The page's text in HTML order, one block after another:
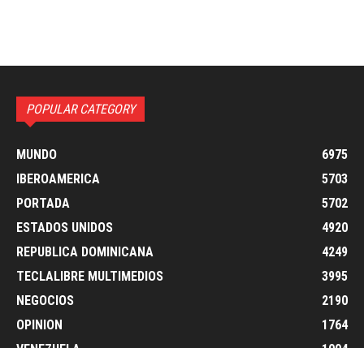
POPULAR CATEGORY
MUNDO
6975
IBEROAMERICA
5703
PORTADA
5702
ESTADOS UNIDOS
4920
REPUBLICA DOMINICANA
4249
TECLALIBRE MULTIMEDIOS
3995
NEGOCIOS
2190
OPINION
1764